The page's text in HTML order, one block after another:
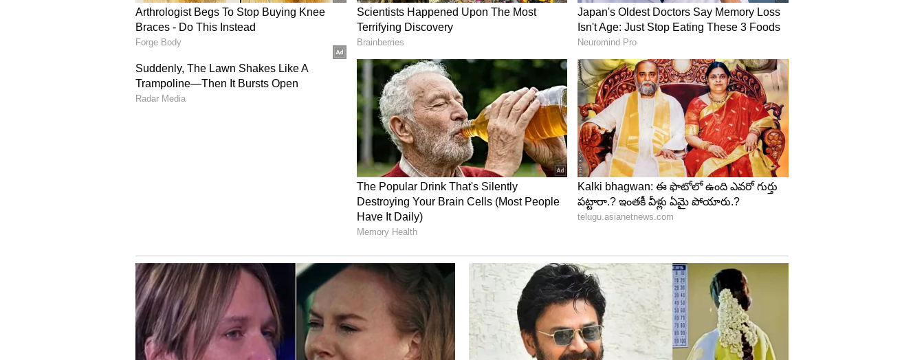
మీడియాలో ,ఫిల్మ్ సర్కిల్స్ లో వినపడుతున్న విషయం మేరకు..ప్రొడక్షన్ లో హరి ప్రమేయం వుంటే తాను
దేవర 2 సినిమా చేయడం కష్టమని నిర్మాత సుధాకర్ మిక్కిలినేని స్ట్రైయిట్ గానే చెప్పినట్లు సమాచారం.
అయితే ఆ విషయం కళ్యాణ్ రామ్ కు , ఎన్టీఅర్ కు కోపం వచ్చింది.
ఎన్టీఆర్ సినిమా చెయ్యాలంటే ఖచ్చితంగా ఎన్టీఅర్ అర్ట్స్ కలవాల్సి వుంటుంది.అదే సమయంలో నిర్మాణ
బాధ్యతలు కూడా అప్పగించాల్సి వుంటుంది. ఆ క్రమంలోనే హరికి, నిర్మాత సుధాకర్ మిక్కిలినేని మధ్యన
తేడాలు వచ్చాయని అంటున్నారు. అయితే ఆ విషయం నిర్మాతతో డైరక్ట్ గా చెప్పకుండా ఇలా స్టేజిపై ఎన్టీఆర్
చెప్పి ఇండైరక్ట్ గా విషయం తెలియచేసాడని చెప్తున్నారు. కాబట్టి ఈ విషయమై తేలే దాకా దేవర 2 లేటు